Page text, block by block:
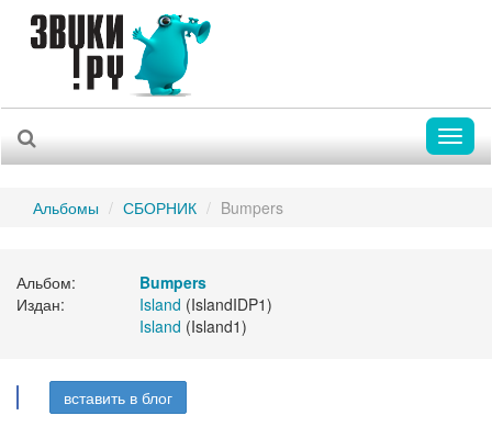
Альбомы СБОРНИК Bumpers
Альбом:
Bumpers
Издан:
Island (IslandIDP1)
Island (Island1)
вставить в блог